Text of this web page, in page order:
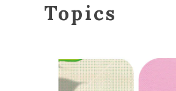
Topics